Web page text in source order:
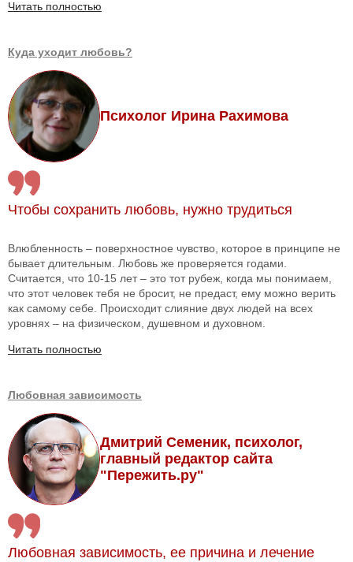
Читать полностью
Куда уходит любовь?
Психолог Ирина Рахимова
Чтобы сохранить любовь, нужно трудиться
Влюбленность – поверхностное чувство, которое в принципе не
бывает длительным. Любовь же проверяется годами.
Считается, что 10-15 лет – это тот рубеж, когда мы понимаем,
что этот человек тебя не бросит, не предаст, ему можно верить
как самому себе. Происходит слияние двух людей на всех
уровнях – на физическом, душевном и духовном.
Читать полностью
Любовная зависимость
Дмитрий Семеник, психолог,
главный редактор сайта
"Пережить.ру"
Любовная зависимость, ее причина и лечение